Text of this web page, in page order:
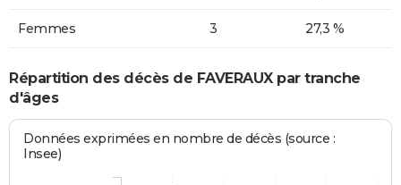
Femmes 3 27,3 %
Répartition des décès de FAVERAUX par tranche
d'âges
Données exprimées en nombre de décès (source :
Insee)